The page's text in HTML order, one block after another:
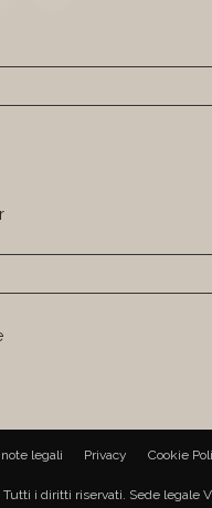
legali Privacy Cookie
i diritti riservati. Sede legale